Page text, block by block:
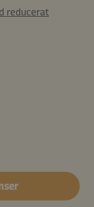
reducerat